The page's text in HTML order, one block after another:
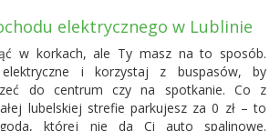
elektrycznego w Lublinie
w korkach, ale Ty masz na to sposób.
i korzystaj z buspasów, by
do centrum czy na spotkanie. Co z
lubelskiej strefie parkujesz za 0 zł – to
której nie da Ci auto spalinowe.